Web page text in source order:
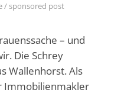
/ sponsored post
– und
Die Schrey
Wallenhorst. Als
Immobilienmakler